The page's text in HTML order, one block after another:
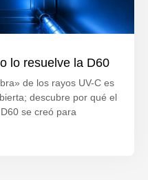
lo resuelve la D60
de los rayos UV-C es
descubre por qué el
se creó para